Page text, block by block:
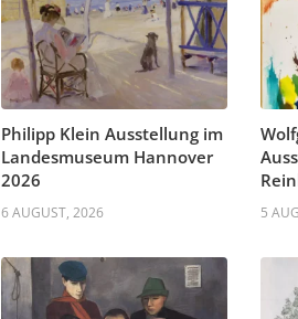
Philipp Klein Ausstellung im
Landesmuseum Hannover
2026
6 AUGUST, 2026 5